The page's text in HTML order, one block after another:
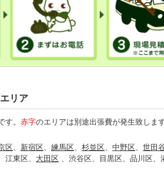
リア
。 赤字のエリアは別途出張費が発生致しま
区、 新宿区、 練馬区、 杉並区、 中野区、 世田
江東区、 大田区 、 渋谷区、 目黒区、 品川区、